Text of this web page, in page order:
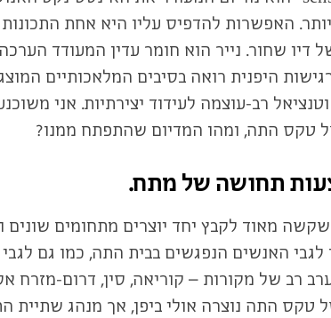
האפשרות להדפיס עליו היא אחת
דיו שחור. נייר הוא חומר עדין המעודד
רב-עוצמה לעידוד יצירתיות. אני
טקס התה, ומהו המדיום שהתפתח ממנו?
תחושה של מתח.
מאוד לקבץ יחד יוצרים מתחומים שונים
האנשים הנפגשים בבית התה, כמו גם
רב של מקורות – קוריאה, סין, דרום-מזרח
טקס התה נוצרה אולי ביפן, אך מנהג שתיית